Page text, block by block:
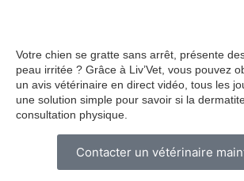
Votre chien se gratte sans arrêt, présente
peau irritée ? Grâce à Liv’Vet, vous pouvez
un avis vétérinaire en direct vidéo, tous les
une solution simple pour savoir si la
consultation physique.
Contacter un vétérinaire